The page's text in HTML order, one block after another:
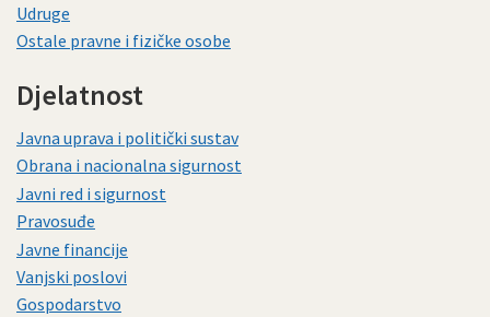
Udruge
Ostale pravne i fizičke osobe
Djelatnost
Javna uprava i politički sustav
Obrana i nacionalna sigurnost
Javni red i sigurnost
Pravosuđe
Javne financije
Vanjski poslovi
Gospodarstvo